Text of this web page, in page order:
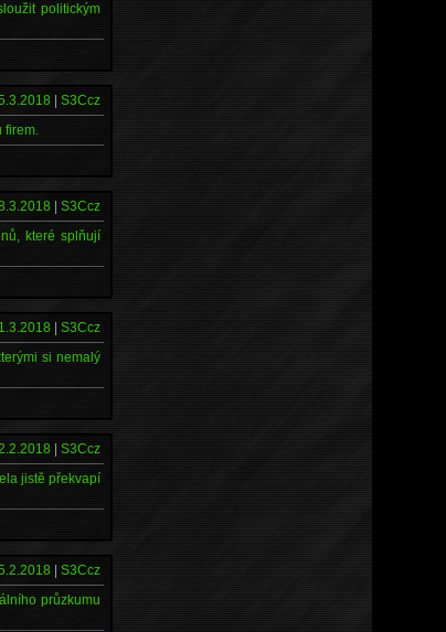
politickým
|S3Ccz
firem.
|S3Ccz
které splňují
1.3.2018 |S3Ccz
si nemalý
|S3Ccz
jistě překvapí
|S3Ccz
průzkumu